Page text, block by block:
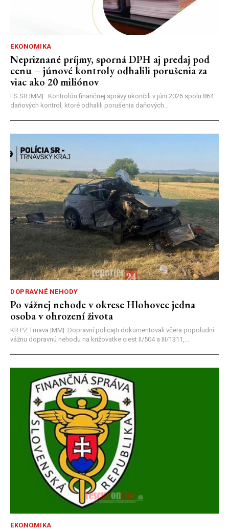
EKONOMIKA
Nepriznané príjmy, sporná DPH aj predaj pod
cenu – júnové kontroly odhalili porušenia za
viac ako 20 miliónov
FS SR |MM| Kontrolóri finančnej správy ukončili v júni 2026 spolu 864
daňových kontrol, ktoré odhalili porušenia daňových...
DOPRAVNÉ NEHODY
Po vážnej nehode v okrese Hlohovec jedna
osoba v ohrození života
KR PZ Trnava |MM| Dopravní policajti dokumentovali včera popoludní
vážnu dopravnú nehodu na križovatke ciest II/504 a III/1311,...
EKONOMIKA